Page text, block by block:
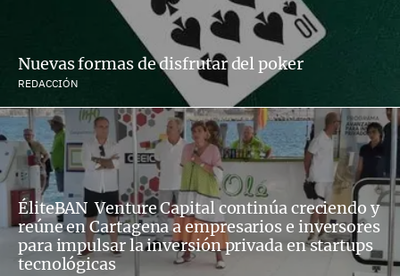
Nuevas formas de disfrutar del poker
REDACCIÓN
ÉliteBAN Venture Capital continúa creciendo y
reúne en Cartagena a empresarios e inversores
para impulsar la inversión privada en startups
tecnológicas